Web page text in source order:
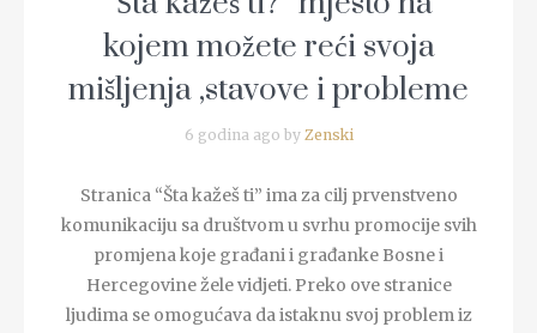
kojem možete reći svoja
mišljenja ,stavove i probleme
6 godina ago by Zenski
Stranica “Šta kažeš ti” ima za cilj prvenstveno
komunikaciju sa društvom u svrhu promocije svih
promjena koje građani i građanke Bosne i
Hercegovine žele vidjeti. Preko ove stranice
ljudima se omogućava da istaknu svoj problem iz